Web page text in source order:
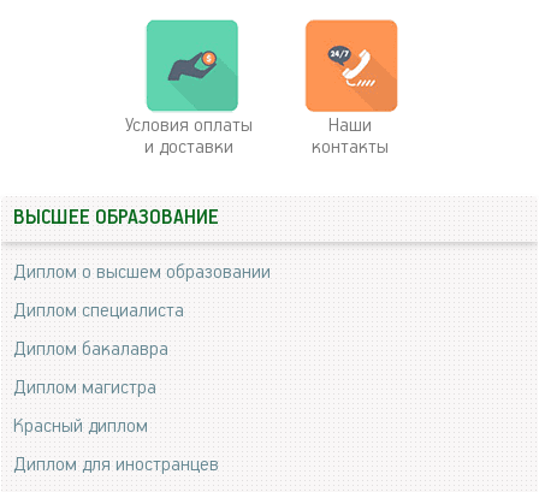
Условия оплаты
и доставки
Наши
контакты
ВЫСШЕЕ ОБРАЗОВАНИЕ
Диплом о высшем образовании
Диплом специалиста
Диплом бакалавра
Диплом магистра
Красный диплом
Диплом для иностранцев